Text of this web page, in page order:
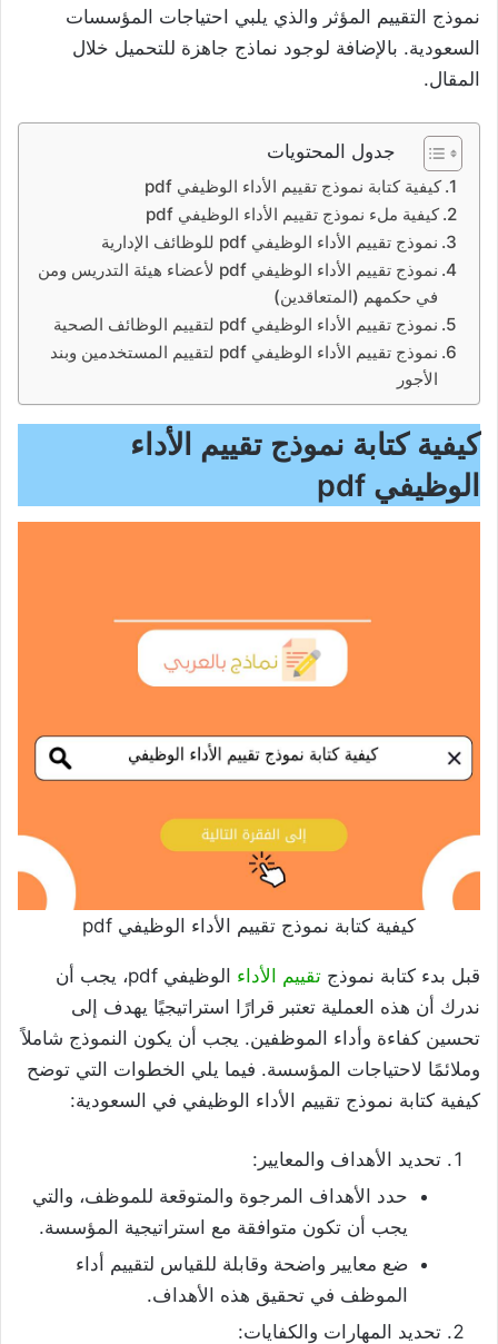
نموذج التقييم المؤثر والذي يلبي احتياجات المؤسسات
السعودية. بالإضافة لوجود نماذج جاهزة للتحميل خلال
المقال.
جدول المحتويات
كيفية كتابة نموذج تقييم الأداء الوظيفي pdf
كيفية ملء نموذج تقييم الأداء الوظيفي pdf
نموذج تقييم الأداء الوظيفي pdf للوظائف الإدارية
نموذج تقييم الأداء الوظيفي pdf لأعضاء هيئة التدريس ومن
في حكمهم​ (المتعاقدين)
نموذج تقييم الأداء الوظيفي pdf لتقييم الوظائف الصحية ​
نموذج تقييم الأداء الوظيفي pdf لتقييم المستخدمين وبند
الأجور
كيفية كتابة نموذج تقييم الأداء
الوظيفي pdf
كيفية كتابة نموذج تقييم الأداء الوظيفي pdf
قبل بدء كتابة نموذج تقييم الأداء
الوظيفي pdf، يجب أن
ندرك أن هذه العملية تعتبر قرارًا استراتيجيًا يهدف إلى
تحسين كفاءة وأداء الموظفين. يجب أن يكون النموذج شاملاً
وملائمًا لاحتياجات المؤسسة. فيما يلي الخطوات التي توضح
كيفية كتابة نموذج تقييم الأداء الوظيفي في السعودية:
تحديد الأهداف والمعايير:
حدد الأهداف المرجوة والمتوقعة للموظف، والتي
يجب أن تكون متوافقة مع استراتيجية المؤسسة.
ضع معايير واضحة وقابلة للقياس لتقييم أداء
الموظف في تحقيق هذه الأهداف.
تحديد المهارات والكفايات: